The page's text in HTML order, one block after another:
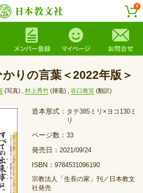
0
りの言葉＜2022年版＞
(写真) , 村上秀竹 (揮毫) , 谷口雅宣 (翻訳)
造本形式： タテ385ミリ×ヨコ130ミ
リ
ページ数： 33
発売日： 2021/09/24
ISBN： 9784531096190
宗教法人「生長の家」刊／日本教文
社発売